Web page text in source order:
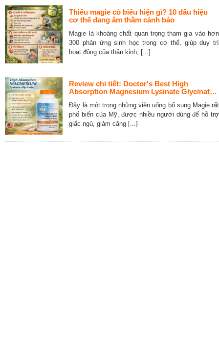
Thiếu magie có biểu hiện gì? 10 dấu hiệu
cơ thể đang âm thầm cảnh báo
Magie là khoáng chất quan trọng tham gia vào hơn
300 phản ứng sinh học trong cơ thể, giúp duy trì
hoạt động của thần kinh, [...]
Review chi tiết: Doctor's Best High
Absorption Magnesium Lysinate Glycinate
Đây là một trong những viên uống bổ sung Magie rất
phổ biến của Mỹ, được nhiều người dùng để hỗ trợ
giấc ngủ, giảm căng [...]